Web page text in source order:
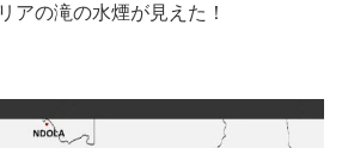
アの滝の水煙が見えた！